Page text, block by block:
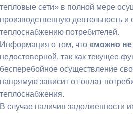
тепловые сети» в полной мере
производственную деятельность и
теплоснабжению потребителей.
Информация о том, что «можно не
недостоверной, так как текущее
бесперебойное осуществление
напрямую зависит от оплат
теплоснабжения.
В случае наличия задолженности